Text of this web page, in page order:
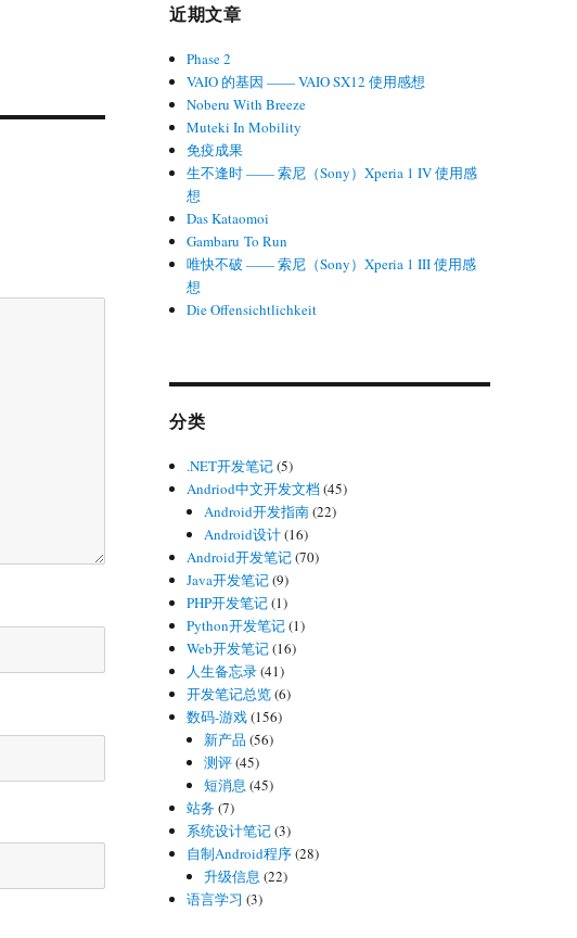
近期文章
Phase 2
VAIO 的基因 —— VAIO SX12 使用感想
Noberu With Breeze
Muteki In Mobility
免疫成果
生不逢时 —— 索尼（Sony）Xperia 1 IV 使用感
想
Das Kataomoi
Gambaru To Run
唯快不破 —— 索尼（Sony）Xperia 1 III 使用感
想
Die Offensichtlichkeit
分类
.NET开发笔记(5)
Andriod中文开发文档 (45)
Android开发指南(22)
Android设计(16)
Android开发笔记(70)
Java开发笔记(9)
PHP开发笔记(1)
Python开发笔记(1)
Web开发笔记(16)
人生备忘录(41)
开发笔记总览(6)
数码-游戏(156)
新产品 (56)
测评(45)
短消息 (45)
站务(7)
系统设计笔记(3)
自制Android程序(28)
升级信息 (22)
语言学习 (3)